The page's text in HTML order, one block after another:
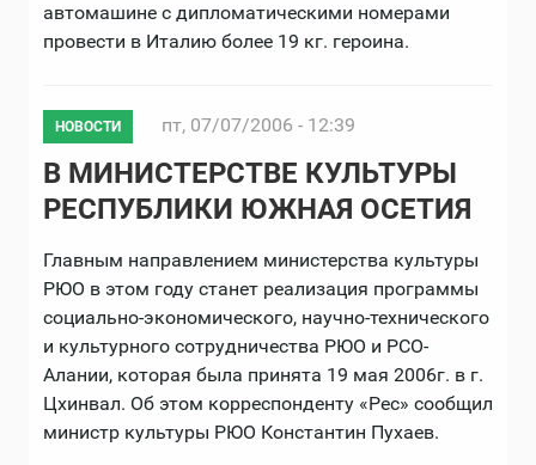
автомашине с дипломатическими номерами
провести в Италию более 19 кг. героина.
НОВОСТИ пт, 07/07/2006 - 12:39
В МИНИСТЕРСТВЕ КУЛЬТУРЫ
РЕСПУБЛИКИ ЮЖНАЯ ОСЕТИЯ
Главным направлением министерства культуры
РЮО в этом году станет реализация программы
социально-экономического, научно-технического
и культурного сотрудничества РЮО и РСО-
Алании, которая была принята 19 мая 2006г. в г.
Цхинвал. Об этом корреспонденту «Рес» сообщил
министр культуры РЮО Константин Пухаев.